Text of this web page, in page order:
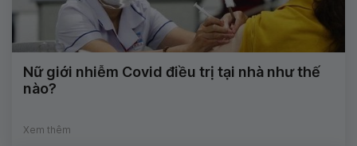
Nữ giới nhiễm Covid điều trị tại nhà như thế
nào?
Xem thêm